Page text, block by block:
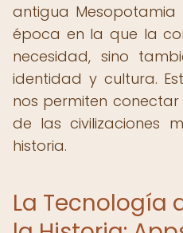
antigua
época en la que la
necesidad, sino
identidad y cultura.
nos permiten
de las civilizaciones
historia.
La Tecnología